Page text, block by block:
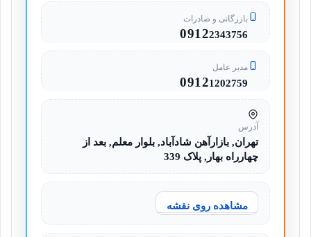
بازرگانی و صادرات
09122343756
مدیر عامل
09121202759
آدرس
تهران, بازارآهن شادآباد, بلوار معلم, بعد از
چهارراه بهار, پلاک 339
مشاهده روی نقشه